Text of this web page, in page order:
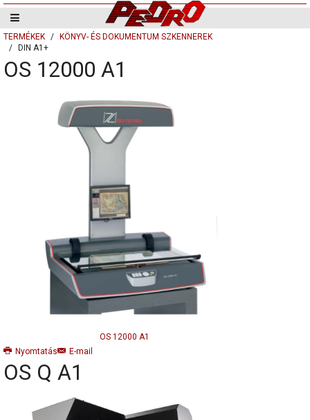
TERMÉKEK
KÖNYV- ÉS DOKUMENTUM SZKENNEREK
DIN A1+
OS 12000 A1
OS 12000 A1
Nyomtatás
E-mail
OS Q A1